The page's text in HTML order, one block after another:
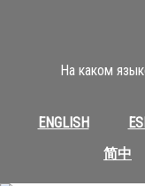
На каком
ENGLISH
简中